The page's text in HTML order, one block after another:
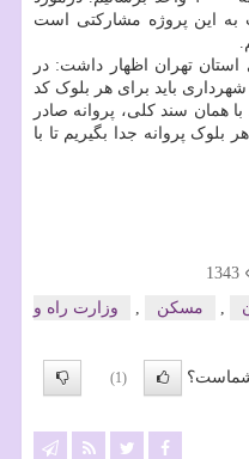
به این پروژه مشارکتی است
تهران اظهار داشت: در
باید برای هر بلوک کد
همان سند کلی، پروانه صادر
بلوک پروانه جدا بگیریم تا با
1343
مسكن
وزارت راه و
شماست؟
(1)